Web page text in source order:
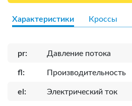
Характеристики Кроссы
pr: Давление потока
fl: Производительность
el: Электрический ток